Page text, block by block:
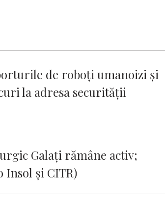
de roboți umanoizi și
la adresa securității
Galați rămâne activ;
Insol și CITR)